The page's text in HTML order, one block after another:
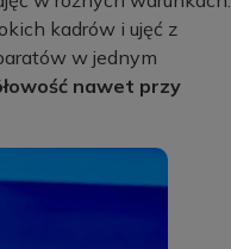
kadrów i ujęć z
w jednym
nawet przy